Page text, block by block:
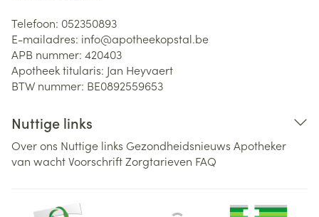
Telefoon: 052350893
E-mailadres: info@apotheekopstal.be
APB nummer: 420403
Apotheek titularis: Jan Heyvaert
BTW nummer: BE0892559653
Nuttige links
Over ons Nuttige links Gezondheidsnieuws Apotheker
van wachtVoorschriftZorgtarieven FAQ